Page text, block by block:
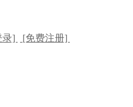
录] [免费注册]